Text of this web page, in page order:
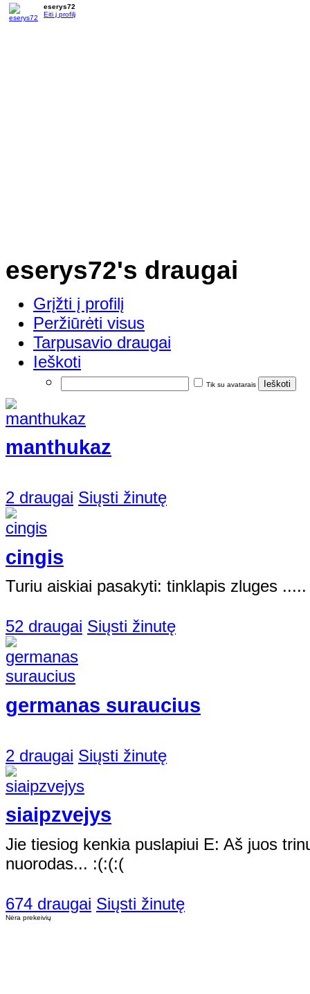
eserys72
Eiti į profilį
eserys72's draugai
Grįžti į profilį
Peržiūrėti visus
Tarpusavio draugai
Ieškoti
Tik su avatarais
manthukaz
2 draugai Siųsti žinutę
cingis
Turiu aiskiai pasakyti: tinklapis zluges
52 draugai Siųsti žinutę
germanas suraucius
2 draugai Siųsti žinutę
siaipzvejys
Jie tiesiog kenkia puslapiui E: Aš juos
nuorodas... :(:(:(
674 draugai Siųsti žinutę
Nėra prekeivių